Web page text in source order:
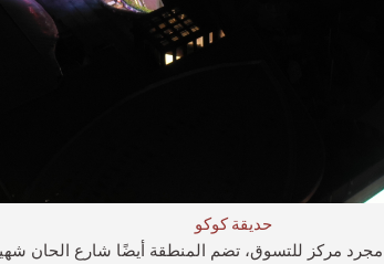
حديقة كوكو
مركز للتسوق، تضم المنطقة أيضًا شارع الحان